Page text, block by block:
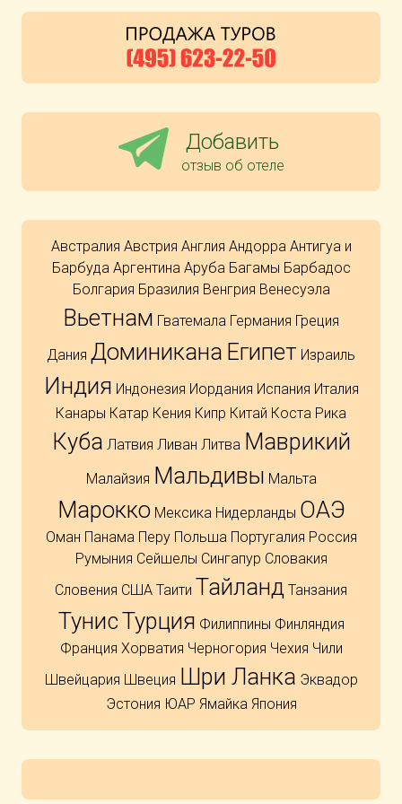
Добавить
отзыв об отеле
Австралия Австрия Англия Андорра Антигуа и
Барбуда Аргентина Аруба Багамы Барбадос
Болгария Бразилия Венгрия Венесуэла
Вьетнам Гватемала Германия Греция
Дания Доминикана Египет Израиль
Индия Индонезия Иордания Испания Италия
Канары Катар Кения Кипр Китай Коста Рика
Куба Латвия Ливан Литва Маврикий
Малайзия Мальдивы Мальта
Марокко Мексика Нидерланды ОАЭ
Оман Панама Перу Польша Португалия Россия
Румыния Сейшелы Сингапур Словакия
Словения США Таити Тайланд Танзания
ТунисТурция Филиппины Финляндия
Франция Хорватия Черногория Чехия Чили
Швейцария Швеция Шри Ланка Эквадор
Эстония ЮАР Ямайка Япония